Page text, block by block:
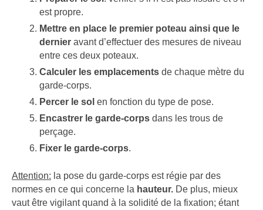
est propre.
Mettre en place le premier poteau ainsi que le
dernieravant d’effectuer des mesures de niveau
entre ces deux poteaux.
Calculer les emplacementsde chaque mètre du
garde-corps.
Percer le sol en fonction du type de pose.
Encastrer le garde-corpsdans les trous de
perçage.
Fixer le garde-corps.
Attention: la pose du garde-corps est régie par des
normes en ce qui concerne la hauteur. De plus, mieux
vaut être vigilant quand à la solidité de la fixation; étant